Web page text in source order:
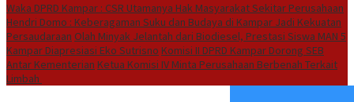
Waka DPRD Kampar : CSR Utamanya Hak Masyarakat Sekitar Perusahaan
Hendri Domo : Keberagaman Suku dan Budaya di Kampar Jadi Kekuatan
Persaudaraan Olah Minyak Jelantah dari Biodiesel, Prestasi Siswa MAN 5
Kampar Diapresiasi Eko Sutrisno Komisi II DPRD Kampar Dorong SEB
Antar Kementerian Ketua Komisi IV Minta Perusahaan Berbenah Terkait
Limbah